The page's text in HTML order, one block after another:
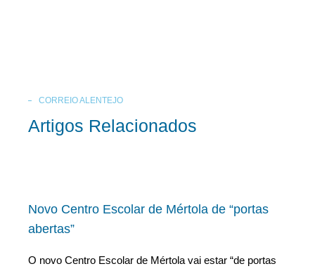
CORREIO ALENTEJO
Artigos Relacionados
Novo Centro Escolar de Mértola de “portas
abertas”
O novo Centro Escolar de Mértola vai estar “de portas